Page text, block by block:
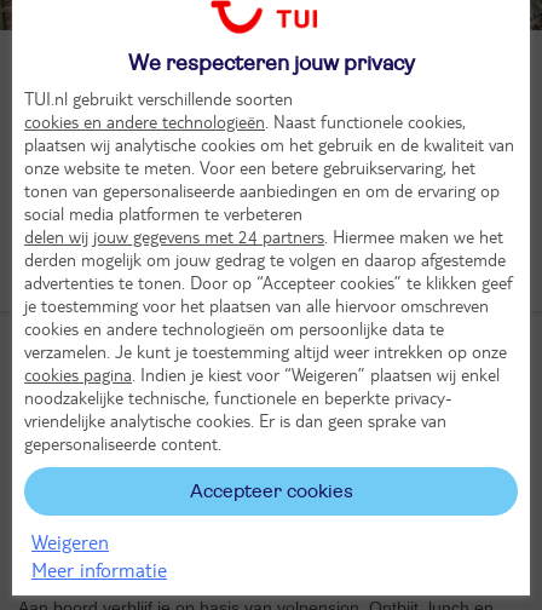
Ruim zonnedek
Het beste uitzicht heb je natuurlijk op het ruime zonnedek. De
vele stoelen verzekeren je van een plekje bovenop het schip.
Lees een goed boek of bewonder de natuur en vele steden die
aan je voorbijtrekken. Het schip beschikt over een gewone lift.
Alleen het zonnedek is niet per lift te bereiken.
Bekijk het aanbod
Je komt ogen tekort met de panoramische uitzichten
Aan boord van het comfortabele schip met vele panoramische
ramen kom je niks te kort. Op het ruime zonnedek bewonder je
het wisselende landschap waar je aan voorbij vaart. Na een leuke
dag aan wal kom je heerlijk tot rust in de panoramabar. Geniet
van een lekker kopje koffie of ander drankje terwijl het schip je
Onbezorgd genieten
We respecteren jouw privacy
TUI.nl gebruikt verschillende soorten
cookies en andere technologieën . Naast functionele cookies,
plaatsen wij analytische cookies om het gebruik en de kwaliteit van
onze website te meten. Voor een betere gebruikservaring, het
tonen van gepersonaliseerde aanbiedingen en om de ervaring op
social media platformen te verbeteren
delen wij jouw gegevens met 24 partners . Hiermee maken we het
derden mogelijk om jouw gedrag te volgen en daarop afgestemde
advertenties te tonen. Door op “Accepteer cookies” te klikken geef
je toestemming voor het plaatsen van alle hiervoor omschreven
cookies en andere technologieën om persoonlijke data te
verzamelen. Je kunt je toestemming altijd weer intrekken op onze
cookies pagina . Indien je kiest voor “Weigeren” plaatsen wij enkel
noodzakelijke technische, functionele en beperkte privacy-
vriendelijke analytische cookies. Er is dan geen sprake van
gepersonaliseerde content.
Accepteer cookies
Weigeren
Meer informatie